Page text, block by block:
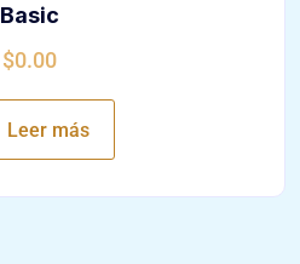
Basic
$0.00
Leer más